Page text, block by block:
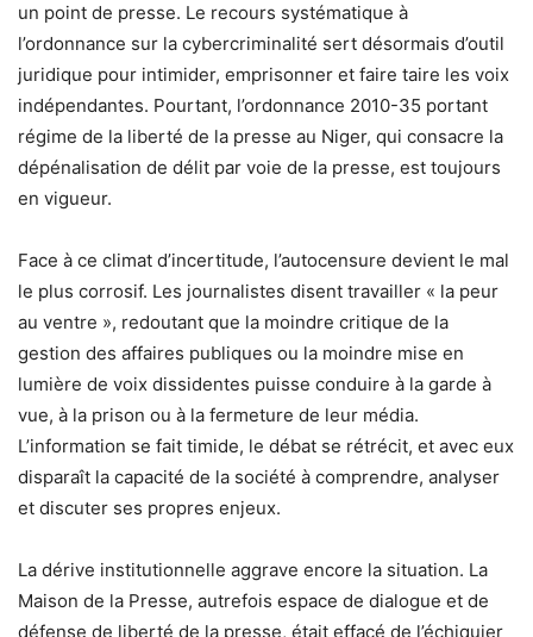
un point de presse. Le recours systématique à
l’ordonnance sur la cybercriminalité sert désormais d’outil
juridique pour intimider, emprisonner et faire taire les voix
indépendantes. Pourtant, l’ordonnance 2010-35 portant
régime de la liberté de la presse au Niger, qui consacre la
dépénalisation de délit par voie de la presse, est toujours
en vigueur.
Face à ce climat d’incertitude, l’autocensure devient le mal
le plus corrosif. Les journalistes disent travailler « la peur
au ventre », redoutant que la moindre critique de la
gestion des affaires publiques ou la moindre mise en
lumière de voix dissidentes puisse conduire à la garde à
vue, à la prison ou à la fermeture de leur média.
L’information se fait timide, le débat se rétrécit, et avec eux
disparaît la capacité de la société à comprendre, analyser
et discuter ses propres enjeux.
La dérive institutionnelle aggrave encore la situation. La
Maison de la Presse, autrefois espace de dialogue et de
défense de liberté de la presse, était effacé de l’échiquier